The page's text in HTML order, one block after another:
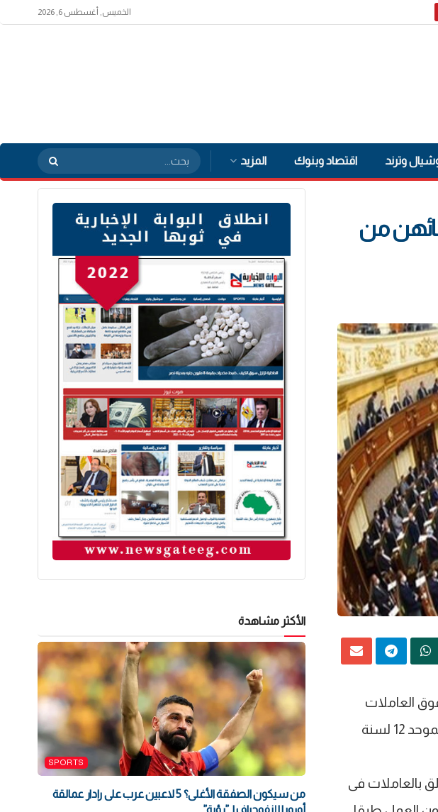
الخميس, أغسطس 6, 2026
وترند اقتصاد وبنوك المزيد
من
العاملات
بمجال الزراعة لاسيما بعد استثنائهن من قانون العمل طبقا للمادة 97 من قانون العمل الموحد 12 لسنة
بالعاملات فى
الأكثر مشاهدة
SPORTS
من سيكون الصفقة الأغلى؟ 5 لاعبين عرب على رادار عمالقة
أوروبا | إنفوجراف لـ”رؤية”